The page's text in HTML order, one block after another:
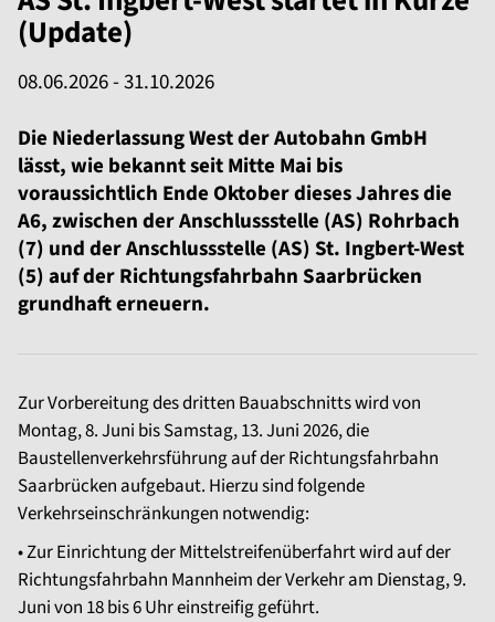
(Update)
08.06.2026 - 31.10.2026
Die Niederlassung West der Autobahn GmbH
lässt, wie bekannt seit Mitte Mai bis
voraussichtlich Ende Oktober dieses Jahres die
A6, zwischen der Anschlussstelle (AS) Rohrbach
(7) und der Anschlussstelle (AS) St. Ingbert-West
(5) auf der Richtungsfahrbahn Saarbrücken
grundhaft erneuern.
Zur Vorbereitung des dritten Bauabschnitts wird von
Montag, 8. Juni bis Samstag, 13. Juni 2026, die
Baustellenverkehrsführung auf der Richtungsfahrbahn
Saarbrücken aufgebaut. Hierzu sind folgende
Verkehrseinschränkungen notwendig:
• Zur Einrichtung der Mittelstreifenüberfahrt wird auf der
Richtungsfahrbahn Mannheim der Verkehr am Dienstag, 9.
Juni von 18 bis 6 Uhr einstreifig geführt.